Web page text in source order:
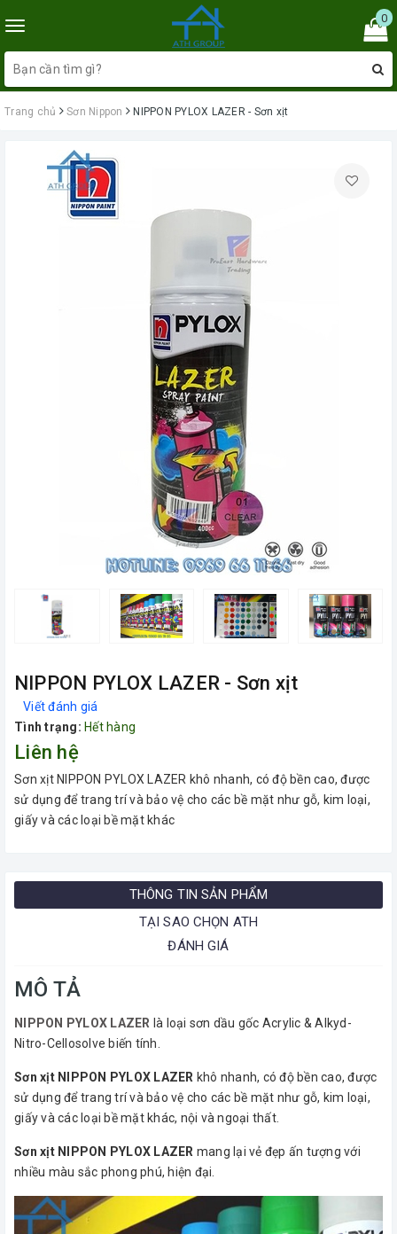
Toggle
navigation
0
Trang chủ Sơn Nippon NIPPON PYLOX LAZER - Sơn xịt
NIPPON PYLOX LAZER - Sơn xịt
Viết đánh giá
Tình trạng: Hết hàng
Liên hệ
Sơn xịt NIPPON PYLOX LAZER khô nhanh, có độ bền cao, được
sử dụng để trang trí và bảo vệ cho các bề mặt như gỗ, kim loại,
giấy và các loại bề mặt khác
THÔNG TIN SẢN PHẨM
TẠI SAO CHỌN ATH
ĐÁNH GIÁ
MÔ TẢ
NIPPON PYLOX LAZER là loại sơn dầu gốc Acrylic & Alkyd-
Nitro-Cellosolve biến tính.
Sơn xịt NIPPON PYLOX LAZER khô nhanh, có độ bền cao, được
sử dụng để trang trí và bảo vệ cho các bề mặt như gỗ, kim loại,
giấy và các loại bề mặt khác, nội và ngoại thất.
Sơn xịt NIPPON PYLOX LAZER mang lại vẻ đẹp ấn tượng với
nhiều màu sắc phong phú, hiện đại.